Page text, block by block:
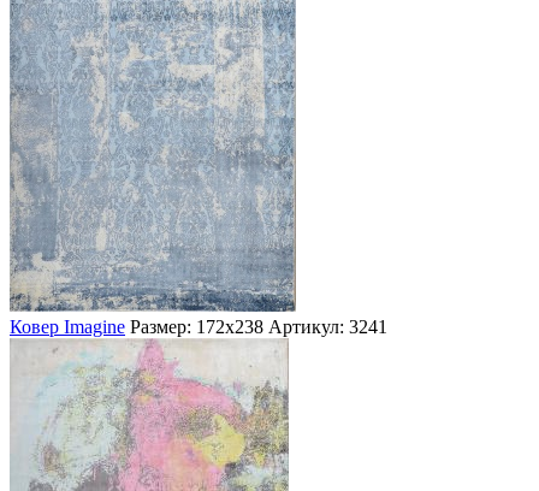
Ковер Imagine Размер: 172х238 Артикул: 3241